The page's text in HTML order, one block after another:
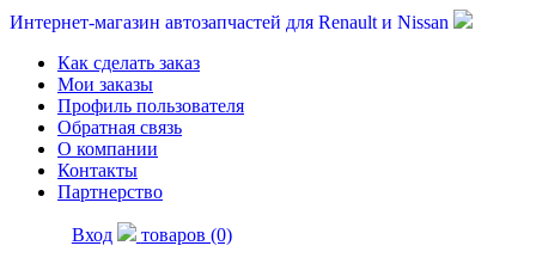
Интернет-магазин автозапчастей для Renault и Nissan
Как сделать заказ
Мои заказы
Профиль пользователя
Обратная связь
О компании
Контакты
Партнерство
Вход товаров (0)